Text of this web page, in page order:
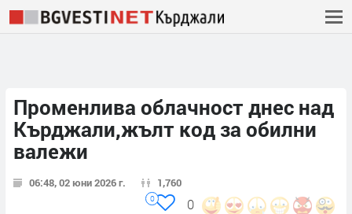
Променлива облачност днес над
Кърджали,жълт код за обилни
валежи
06:48, 02 юни 2026 г. 1,760
0
0